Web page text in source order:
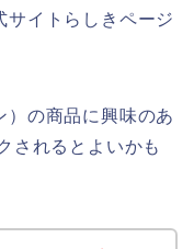
イトらしきページ
の商品に興味のあ
されるとよいかも